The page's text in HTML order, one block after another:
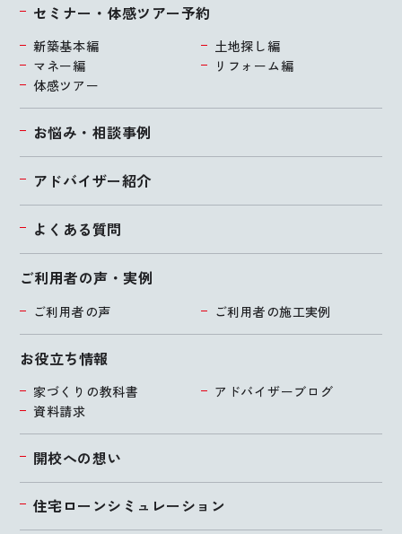
お悩み・相談事例
アドバイザー紹介
よくある質問
ご利用者の声・実例
ご利用者の声 ご利用者の施工実例
セミナー・体感ツアー予約
新築基本編
土地探し編
マネー編
リフォーム編
体感ツアー
お役立ち情報
家づくりの教科書
アドバイザーブログ
資料請求
開校への想い
住宅ローンシミュレーション